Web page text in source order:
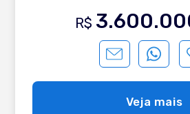
mais valorizada do condomínio, com
topografia e orientação solar alem
privativa sem saída.
R$
Veja mais